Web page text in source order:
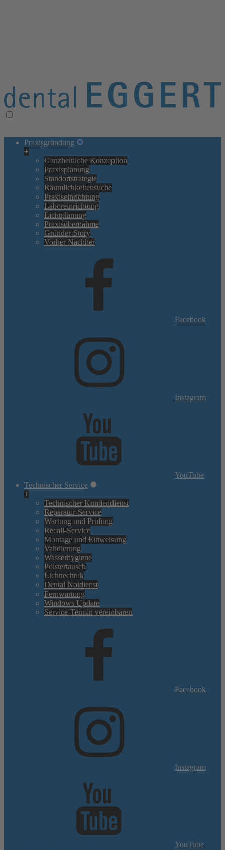
Praxisgründung
+
Ganzheitliche Konzeption
Praxisplanung
Standortstrategie
Räumlichkeitensuche
Praxiseinrichtung
Laboreinrichtung
Lichtplanung
Praxisübernahme
Gründer-Story
Vorher Nachher
Facebook
Instagram
YouTube
Technischer Service
+
Technischer Kundendienst
Reparatur-Service
Wartung und Prüfung
Recall-Service
Montage und Einweisung
Validierung
Wasserhygiene
Polstertausch
Lichttechnik
Dental Notdienst
Fernwartung
Windows Update
Service-Termin vereinbaren
Facebook
Instagram
YouTube